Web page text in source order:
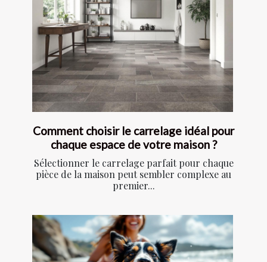
Comment choisir le carrelage idéal pour
chaque espace de votre maison ?
Sélectionner le carrelage parfait pour chaque
pièce de la maison peut sembler complexe au
premier...